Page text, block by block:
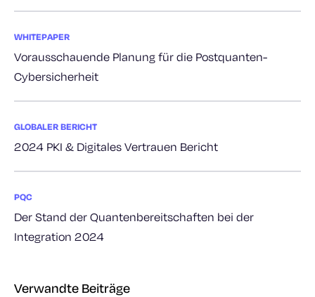
WHITEPAPER
Vorausschauende Planung für die Postquanten-
Cybersicherheit
GLOBALER BERICHT
2024 PKI & Digitales Vertrauen Bericht
PQC
Der Stand der Quantenbereitschaften bei der
Integration 2024
Verwandte Beiträge